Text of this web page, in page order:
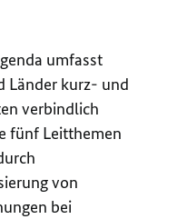
umfasst
Länder kurz- und
verbindlich
fünf Leitthemen
von
bei